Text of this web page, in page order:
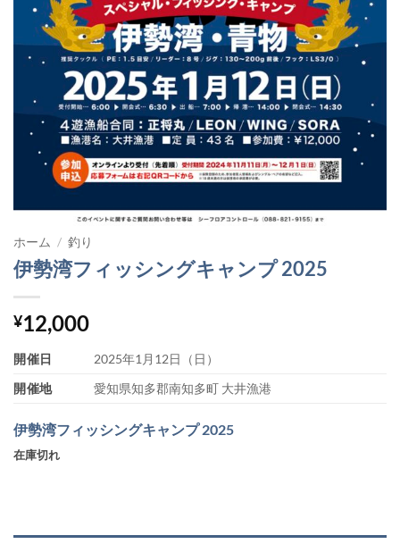
ホーム / 釣り
伊勢湾フィッシングキャンプ 2025
¥12,000
開催日
2025年1月12日（日）
開催地
愛知県知多郡南知多町 大井漁港
伊勢湾フィッシングキャンプ 2025
在庫切れ